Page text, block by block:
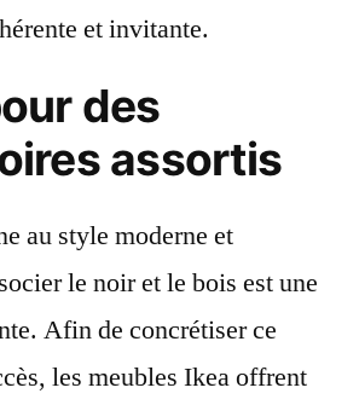
et invitante.
des
assortis
au style moderne et
le noir et le bois est une
Afin de concrétiser ce
les meubles Ikea offrent